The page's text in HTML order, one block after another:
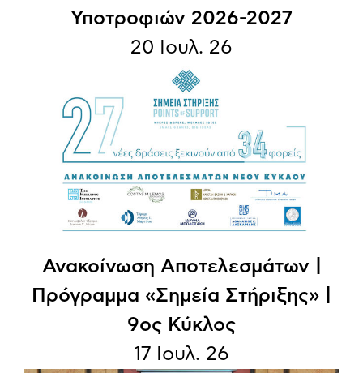
Υποτροφιών 2026-2027
20 Ιουλ. 26
Ανακοίνωση Aποτελεσμάτων |
Πρόγραμμα «Σημεία Στήριξης» |
9ος Κύκλος
17 Ιουλ. 26